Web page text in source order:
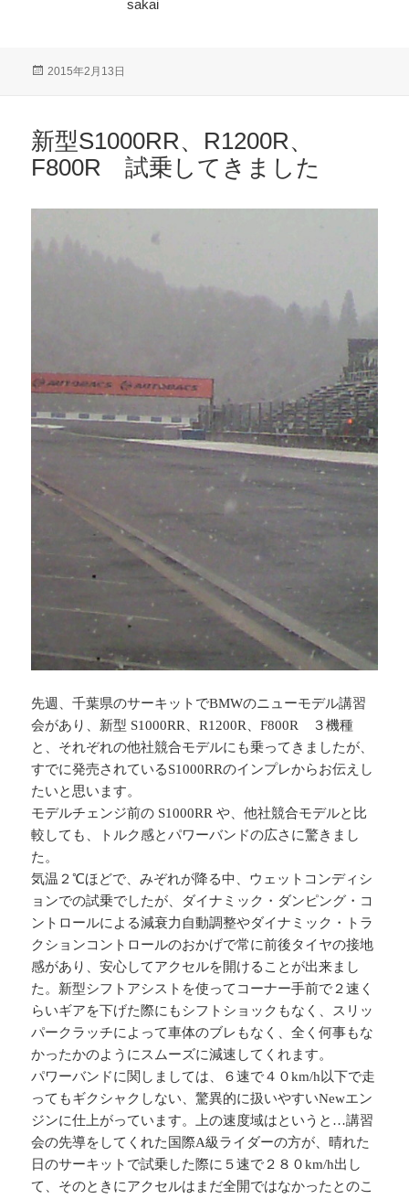
sakai
投
2015年2月13日
新型S1000RR、R1200R、
F800R 試乗してきました
先週、千葉県のサーキットでBMWのニューモデル講習
会があり、新型 S1000RR、R1200R、F800R ３機種
と、それぞれの他社競合モデルにも乗ってきましたが、
すでに発売されているS1000RRのインプレからお伝えし
たいと思います。
モデルチェンジ前の S1000RR や、他社競合モデルと比
較しても、トルク感とパワーバンドの広さに驚きまし
た。
気温２℃ほどで、みぞれが降る中、ウェットコンディシ
ョンでの試乗でしたが、ダイナミック・ダンピング・コ
ントロールによる減衰力自動調整やダイナミック・トラ
クションコントロールのおかげで常に前後タイヤの接地
感があり、安心してアクセルを開けることが出来まし
た。新型シフトアシストを使ってコーナー手前で２速く
らいギアを下げた際にもシフトショックもなく、スリッ
パークラッチによって車体のブレもなく、全く何事もな
かったかのようにスムーズに減速してくれます。
パワーバンドに関しましては、６速で４０km/h以下で走
ってもギクシャクしない、驚異的に扱いやすいNewエン
ジンに仕上がっています。上の速度域はというと…講習
会の先導をしてくれた国際A級ライダーの方が、晴れた
日のサーキットで試乗した際に５速で２８０km/h出し
て、そのときにアクセルはまだ全開ではなかったとのこ